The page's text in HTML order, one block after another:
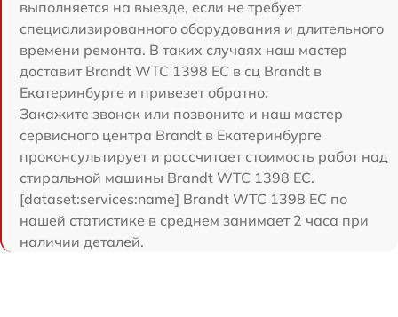
выполняется на выезде, если не требует
специализированного оборудования и длительного
времени ремонта. В таких случаях наш мастер
доставит Brandt WTC 1398 EC в сц Brandt в
Екатеринбурге и привезет обратно.
Закажите звонок или позвоните и наш мастер
сервисного центра Brandt в Екатеринбурге
проконсультирует и рассчитает стоимость работ над
стиральной машины Brandt WTC 1398 EC.
[dataset:services:name] Brandt WTC 1398 EC по
нашей статистике в среднем занимает 2 часа при
наличии деталей.